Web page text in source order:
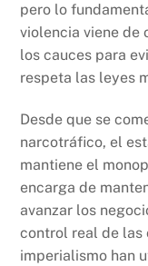
pero lo
violencia viene de
los cauces para
respeta las leyes
Desde que se
narcotráfico, el
mantiene el
encarga de
avanzar los
control real de las
imperialismo han